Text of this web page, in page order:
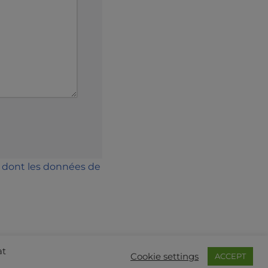
dont les données de
Cookie settings ACCEPT